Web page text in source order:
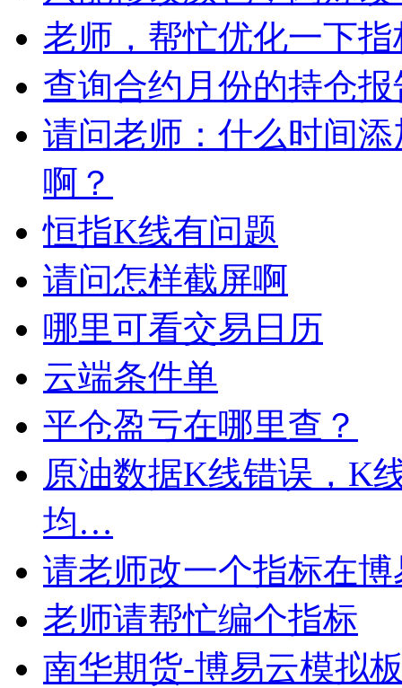
老师，帮忙优化一下指
查询合约月份的持仓
请问老师：什么时间
啊？
恒指K线有问题
请问怎样截屏啊
哪里可看交易日历
云端条件单
平仓盈亏在哪里查？
原油数据K线错误，K
均…
请老师改一个指标在
老师请帮忙编个指标
南华期货-博易云模拟